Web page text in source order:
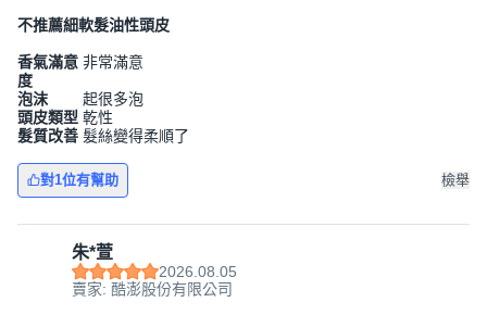
不推薦細軟髮油性頭皮
香氣滿意
度
非常滿意
泡沫
起很多泡
頭皮類型 乾性
髮質改善 髮絲變得柔順了
對1位有幫助 檢舉
朱*萱
2026.08.05
賣家: 酷澎股份有限公司